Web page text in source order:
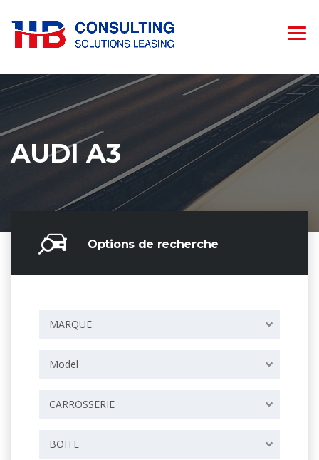
AUDI A3
Options de recherche
MARQUE
Model
CARROSSERIE
BOITE